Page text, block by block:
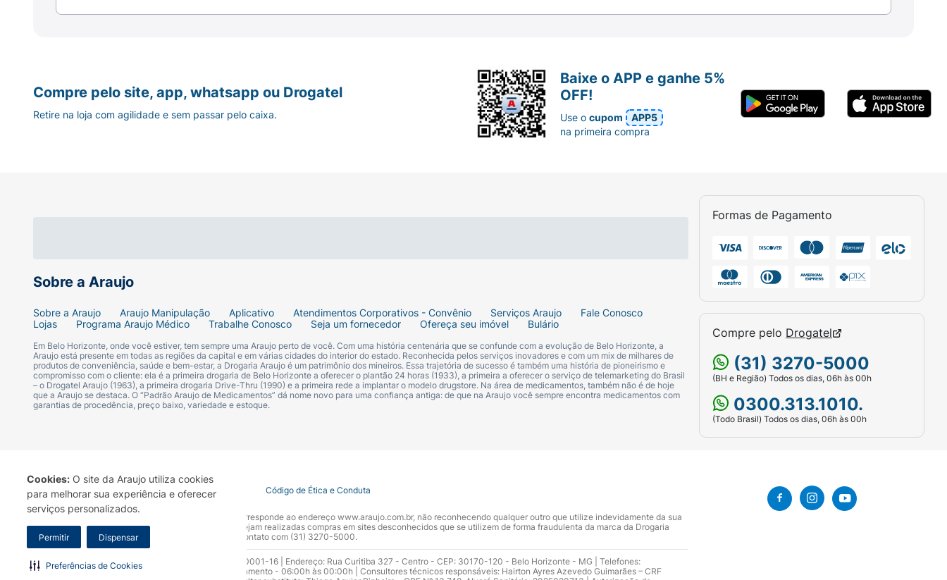
Cookies: O site da Araujo utiliza cookies
para melhorar sua experiência e oferecer
serviços personalizados.
Permitir Dispensar
Preferências de Cookies
Sobre a Araujo
Sobre a Araujo Araujo Manipulação Aplicativo Atendimentos Corporativos - Convênio Serviços Araujo
Fale Conosco
Lojas
Programa Araujo Médico Trabalhe Conosco Seja um fornecedor Ofereça seu imóvel Bulário
Em Belo Horizonte, onde você estiver, tem sempre uma Araujo perto de você. Com uma história centenária que se confunde com a evolução de Belo Horizonte, a
Araujo está presente em todas as regiões da capital e em várias cidades do interior do estado. Reconhecida pelos serviços inovadores e com um mix de milhares de
produtos de conveniência, saúde e bem-estar, a Drogaria Araujo é um patrimônio dos mineiros. Essa trajetória de sucesso é também uma história de pioneirismo e
compromisso com o cliente: ela é a primeira drogaria de Belo Horizonte a oferecer o plantão 24 horas (1933), a primeira a oferecer o serviço de telemarketing do Brasil
– o Drogatel Araujo (1963), a primeira drogaria Drive-Thru (1990) e a primeira rede a implantar o modelo drugstore. Na área de medicamentos, também não é de hoje
que a Araujo se destaca. O “Padrão Araujo de Medicamentos” dá nome novo para uma confiança antiga: de que na Araujo você sempre encontra medicamentos com
garantias de procedência, preço baixo, variedade e estoque.
Formas de Pagamento
Compre pelo Drogatel
(31) 3270-5000
(BH e Região) Todos os dias, 06h às 00h
0300.313.1010.
(Todo Brasil) Todos os dias, 06h às 00h
Compre pelo site, app, whatsapp ou Drogatel
Retire na loja com agilidade e sem passar pelo caixa.
Baixe o APP e ganhe 5%
OFF!
Use ocupom
APP5
na primeira compra
Termo de Uso Portal da Privacidade Covid-19 Código de Ética e Conduta
A Drogaria Araujo S/A informa que o seu site oficial corresponde ao endereço www.araujo.com.br, não reconhecendo qualquer outro que utilize indevidamente da sua
marca. Para sua segurança recomendamos que não sejam realizadas compras em sites desconhecidos que se utilizem de forma fraudulenta da marca da Drogaria
Araujo S.A. Em caso de dúvidas, gentileza entrar em contato com (31) 3270-5000.
Razão Social: Drogaria Araujo S.A | CNPJ: 17.256.512.0001-16 | Endereço: Rua Curitiba 327 - Centro - CEP: 30170-120 - Belo Horizonte - MG | Telefones:
0300.313.1010 e (31) 3270-5000 Horário de funcionamento - 06:00h às 00:00h | Consultores técnicos responsáveis: Hairton Ayres Azevedo Guimarães – CRF